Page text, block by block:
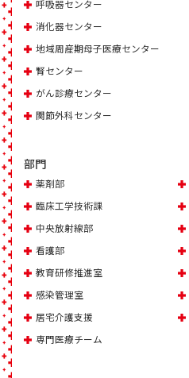
呼吸器センター
消化器センター
地域周産期母子医療センター
腎センター
がん診療センター
関節外科センター
部門
薬剤部
臨床工学技術課
中央放射線部
看護部
教育研修推進室
感染管理室
居宅介護支援
専門医療チーム